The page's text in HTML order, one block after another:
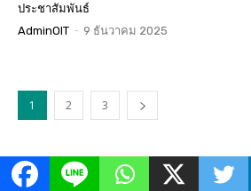
ประชาสัมพันธ์
AdminOIT - 9 ธันวาคม 2025
1 2 3
ข่าวเด่น